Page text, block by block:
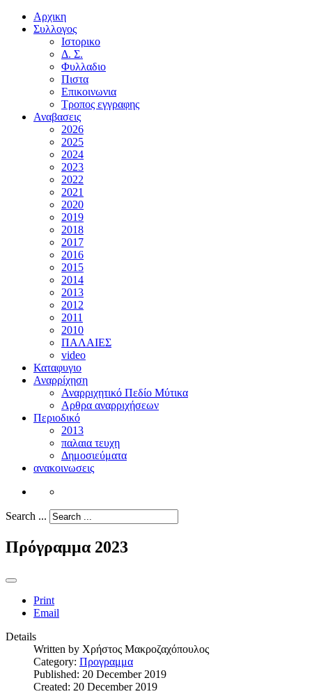
Αρχικη
Συλλογος
Ιστορικο
Δ. Σ.
Φυλλαδιο
Πιστα
Επικοινωνια
Τροπος εγγραφης
Αναβασεις
2026
2025
2024
2023
2022
2021
2020
2019
2018
2017
2016
2015
2014
2013
2012
2011
2010
ΠΑΛΑΙΕΣ
video
Καταφυγιο
Αναρρίχηση
Αναρριχητικό Πεδίο Μύτικα
Αρθρα αναρριχήσεων
Περιοδικό
2013
παλαια τευχη
Δημοσιεύματα
ανακοινωσεις
Search ...
Πρόγραμμα 2023
Print
Email
Details
Written by Χρήστος Μακροζαχόπουλος
Category: Προγραμμα
Published: 20 December 2019
Created: 20 December 2019